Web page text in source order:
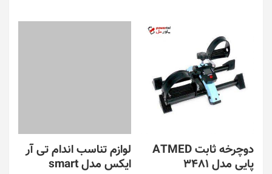
دوچرخه ثابت ATMED
پایی مدل 3481
لوازم تناسب اندام تی آر
ایکس مدل smart